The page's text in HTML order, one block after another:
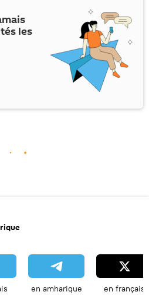
les
en amharique en français